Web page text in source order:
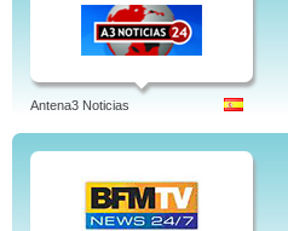
Antena3 Noticias